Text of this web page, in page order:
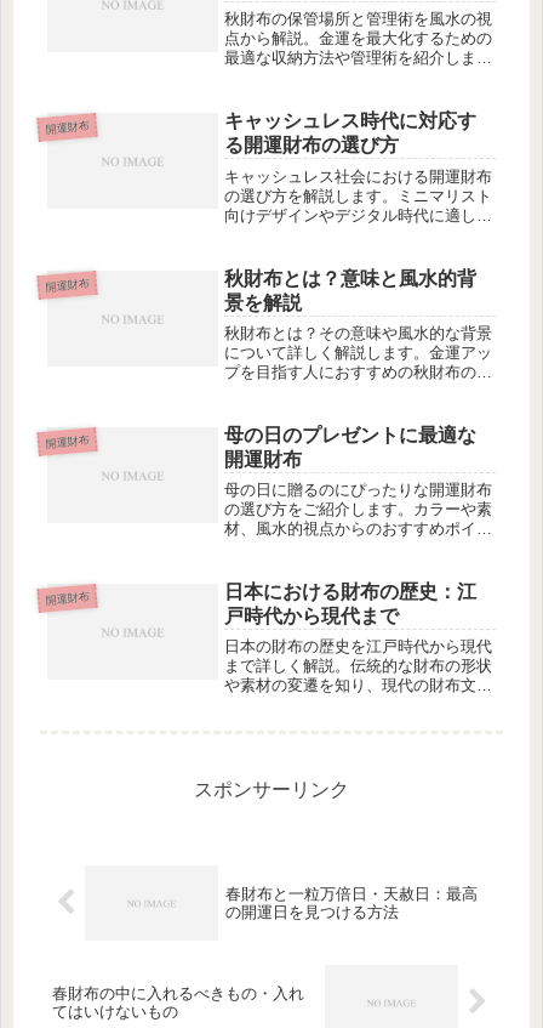
秋財布の保管場所と管理術を風水の視
点から解説。金運を最大化するための
最適な収納方法や管理術を紹介しま
開運財布
キャッシュレス時代に対応す
る開運財布の選び方
キャッシュレス社会における開運財布
の選び方を解説します。ミニマリスト
向けデザインやデジタル時代に適した
開運財布
秋財布とは？意味と風水的背
景を解説
秋財布とは？その意味や風水的な背景
について詳しく解説します。金運アッ
プを目指す人におすすめの秋財布の選
開運財布
母の日のプレゼントに最適な
開運財布
母の日に贈るのにぴったりな開運財布
の選び方をご紹介します。カラーや素
材、風水的視点からのおすすめポイン
開運財布
日本における財布の歴史：江
戸時代から現代まで
日本の財布の歴史を江戸時代から現代
まで詳しく解説。伝統的な財布の形状
や素材の変遷を知り、現代の財布文化
スポンサーリンク
春財布と一粒万倍日・天赦日：最高
の開運日を見つける方法
春財布の中に入れるべきもの・入れ
てはいけないもの